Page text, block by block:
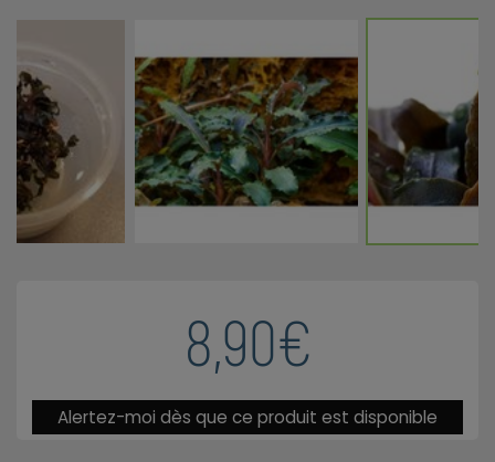
8,90€
Alertez-moi dès que ce produit est disponible